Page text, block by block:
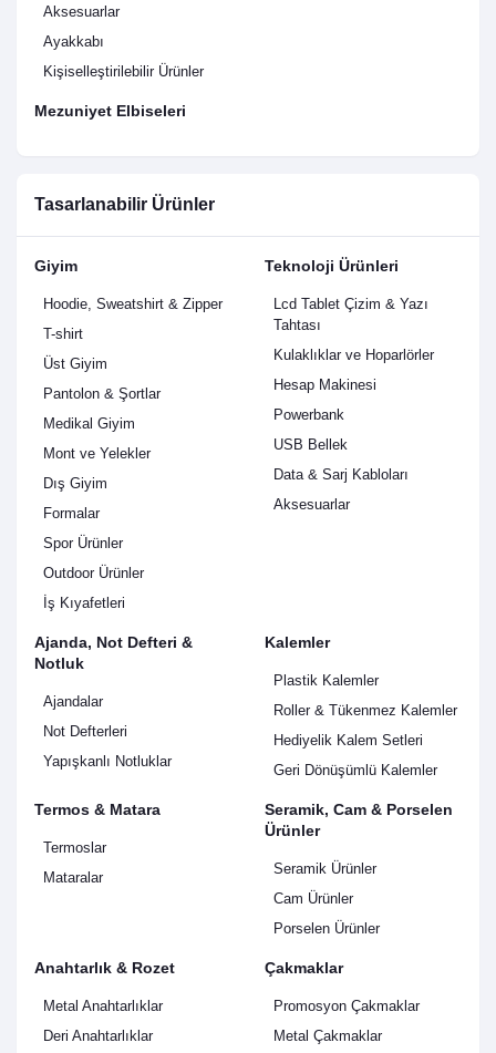
Aksesuarlar
Ayakkabı
Kişiselleştirilebilir Ürünler
Mezuniyet Elbiseleri
Tasarlanabilir Ürünler
Giyim
Hoodie, Sweatshirt & Zipper
T-shirt
Üst Giyim
Pantolon & Şortlar
Medikal Giyim
Mont ve Yelekler
Dış Giyim
Formalar
Spor Ürünler
Outdoor Ürünler
İş Kıyafetleri
Teknoloji Ürünleri
Lcd Tablet Çizim & Yazı
Tahtası
Kulaklıklar ve Hoparlörler
Hesap Makinesi
Powerbank
USB Bellek
Data & Sarj Kabloları
Aksesuarlar
Ajanda, Not Defteri &
Notluk
Ajandalar
Not Defterleri
Yapışkanlı Notluklar
Kalemler
Plastik Kalemler
Roller & Tükenmez Kalemler
Hediyelik Kalem Setleri
Geri Dönüşümlü Kalemler
Termos & Matara
Termoslar
Mataralar
Seramik, Cam & Porselen
Ürünler
Seramik Ürünler
Cam Ürünler
Porselen Ürünler
Anahtarlık & Rozet
Metal Anahtarlıklar
Deri Anahtarlıklar
Çakmaklar
Promosyon Çakmaklar
Metal Çakmaklar